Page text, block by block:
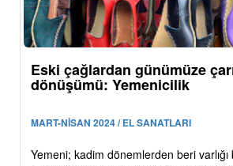
Eski çağlardan günümüze
dönüşümü: Yemenicilik
MART-NİSAN 2024 / EL SANATLARI
Yemeni; kadim dönemlerden beri